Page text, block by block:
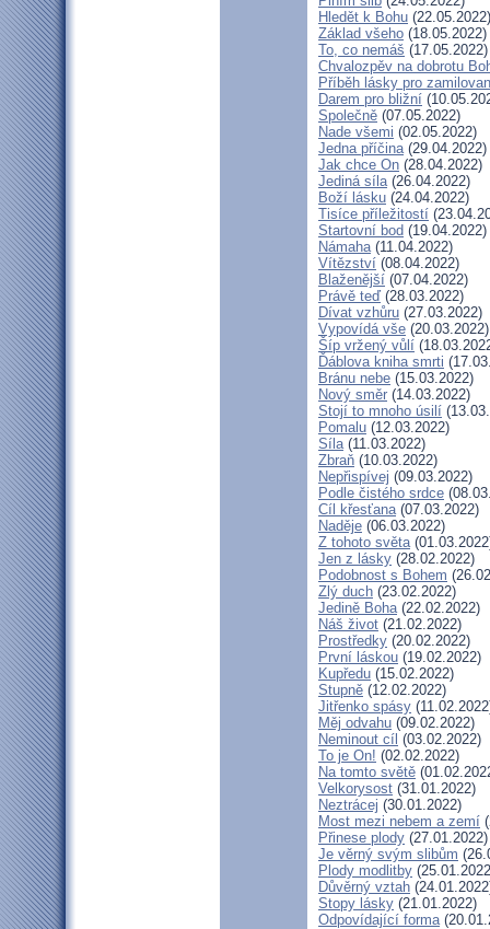
Hledět k Bohu (22.05.2022)
Základ všeho (18.05.2022)
To, co nemáš (17.05.2022)
Chvalozpěv na dobrotu
Příběh lásky pro
Darem pro bližní
Společně (07.05.2022)
Nade všemi (02.05.2022)
Jedna příčina(29.04.2022)
Jak chce On (28.04.2022)
Jediná síla(26.04.2022)
Boží lásku (24.04.2022)
Tisíce příležitostí
Startovní bod (19.04.2022)
Námaha(11.04.2022)
Vítězství (08.04.2022)
Blaženější (07.04.2022)
Právě teď (28.03.2022)
Dívat vzhůru (27.03.2022)
Vypovídá vše (20.03.2022)
Šíp vržený vůlí
Ďáblova kniha smrti
Bránu nebe (15.03.2022)
Nový směr (14.03.2022)
Stojí to mnoho úsilí
Pomalu (12.03.2022)
Síla(11.03.2022)
Zbraň (10.03.2022)
Nepřispívej (09.03.2022)
Podle čistého srdce
Cíl křesťana(07.03.2022)
Naděje (06.03.2022)
Z tohoto světa
Jen z lásky (28.02.2022)
Podobnost s Bohem
Zlý duch (23.02.2022)
Jedině Boha(22.02.2022)
Náš život (21.02.2022)
Prostředky (20.02.2022)
První láskou (19.02.2022)
Kupředu (15.02.2022)
Stupně (12.02.2022)
Jitřenko spásy
Měj odvahu (09.02.2022)
Neminout cíl (03.02.2022)
To je On! (02.02.2022)
Na tomto světě
Velkorysost (31.01.2022)
Neztrácej (30.01.2022)
Most mezi nebem a zemí
Přinese plody (27.01.2022)
Je věrný svým slibům
Plody modlitby
Důvěrný vztah
Stopy lásky (21.01.2022)
Odpovídající forma